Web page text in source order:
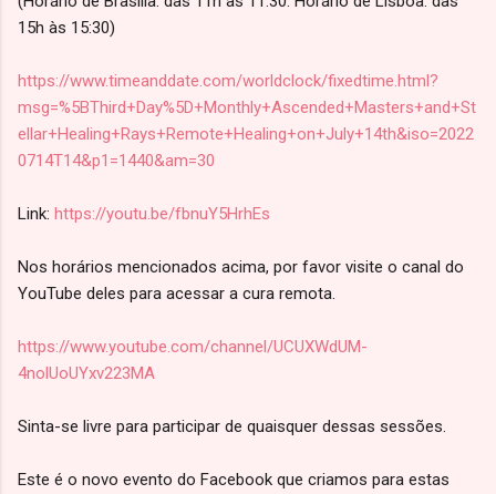
15h às 15:30)
https://www.timeanddate.com/worldclock/fixedtime.html?
msg=%5BThird+Day%5D+Monthly+Ascended+Masters+and+St
ellar+Healing+Rays+Remote+Healing+on+July+14th&iso=2022
0714T14&p1=1440&am=30
Link: https://youtu.be/fbnuY5HrhEs
Nos horários mencionados acima, por favor visite o canal do
YouTube deles para acessar a cura remota.
https://www.youtube.com/channel/UCUXWdUM-
4nolUoUYxv223MA
Sinta-se livre para participar de quaisquer dessas sessões.
Este é o novo evento do Facebook que criamos para estas